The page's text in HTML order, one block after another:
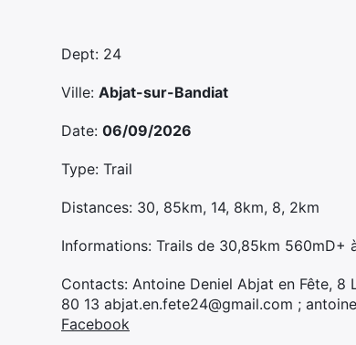
Dept: 24
Ville: Abjat-sur-Bandiat
Date: 06/09/2026
Type: Trail
Distances: 30, 85km, 14, 8km, 8, 2km
Informations: Trails de 30,85km 560mD+
Contacts: Antoine Deniel Abjat en Fête,
80 13 abjat.en.fete24@gmail.com ;
Facebook